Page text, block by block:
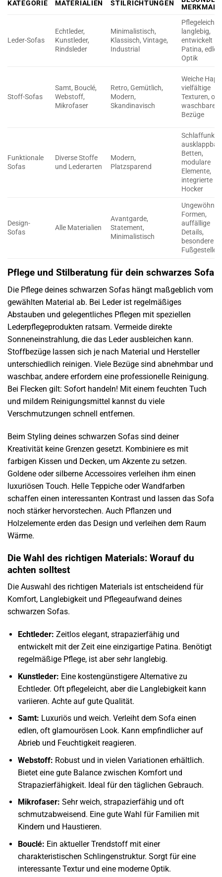
KATEGORIE MATERIALIEN STILRICHTUNGEN
MERKMALE
Leder-Sofas
Echtleder,
Kunstleder,
Rindsleder
Minimalistisch,
Klassisch, Vintage,
Industrial
Pflegeleicht,
langlebig,
entwickelt
Patina, edle
Optik
Stoff-Sofas
Samt, Bouclé,
Webstoff,
Mikrofaser
Retro, Gemütlich,
Modern,
Skandinavisch
Weiche
vielfältige
Texturen, oft
waschbare
Bezüge
Funktionale
Sofas
Diverse Stoffe
und Lederarten
Modern,
Platzsparend
Betten,
modulare
Elemente,
integrierte
Hocker
Design-
Sofas
Alle Materialien
Avantgarde,
Statement,
Minimalistisch
Formen,
auffällige
Details,
besondere
Fußgestelle
Pflege und Stilberatung für dein schwarzes Sofa
Die Pflege deines schwarzen Sofas hängt maßgeblich vom
gewählten Material ab. Bei Leder ist regelmäßiges
Abstauben und gelegentliches Pflegen mit speziellen
Lederpflegeprodukten ratsam. Vermeide direkte
Sonneneinstrahlung, die das Leder ausbleichen kann.
Stoffbezüge lassen sich je nach Material und Hersteller
unterschiedlich reinigen. Viele Bezüge sind abnehmbar und
waschbar, andere erfordern eine professionelle Reinigung.
Bei Flecken gilt: Sofort handeln! Mit einem feuchten Tuch
und mildem Reinigungsmittel kannst du viele
Verschmutzungen schnell entfernen.
Beim Styling deines schwarzen Sofas sind deiner
Kreativität keine Grenzen gesetzt. Kombiniere es mit
farbigen Kissen und Decken, um Akzente zu setzen.
Goldene oder silberne Accessoires verleihen ihm einen
luxuriösen Touch. Helle Teppiche oder Wandfarben
schaffen einen interessanten Kontrast und lassen das Sofa
noch stärker hervorstechen. Auch Pflanzen und
Holzelemente erden das Design und verleihen dem Raum
Wärme.
Die Wahl des richtigen Materials: Worauf du
achten solltest
Die Auswahl des richtigen Materials ist entscheidend für
Komfort, Langlebigkeit und Pflegeaufwand deines
schwarzen Sofas.
Echtleder: Zeitlos elegant, strapazierfähig und
entwickelt mit der Zeit eine einzigartige Patina. Benötigt
regelmäßige Pflege, ist aber sehr langlebig.
Kunstleder: Eine kostengünstigere Alternative zu
Echtleder. Oft pflegeleicht, aber die Langlebigkeit kann
variieren. Achte auf gute Qualität.
Samt: Luxuriös und weich. Verleiht dem Sofa einen
edlen, oft glamourösen Look. Kann empfindlicher auf
Abrieb und Feuchtigkeit reagieren.
Webstoff: Robust und in vielen Variationen erhältlich.
Bietet eine gute Balance zwischen Komfort und
Strapazierfähigkeit. Ideal für den täglichen Gebrauch.
Mikrofaser: Sehr weich, strapazierfähig und oft
schmutzabweisend. Eine gute Wahl für Familien mit
Kindern und Haustieren.
Bouclé: Ein aktueller Trendstoff mit einer
charakteristischen Schlingenstruktur. Sorgt für eine
interessante Textur und eine moderne Optik.